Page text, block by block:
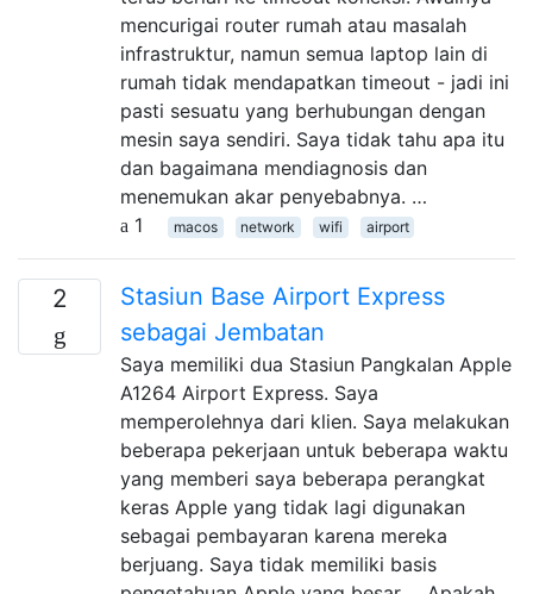
mencurigai router rumah atau masalah
infrastruktur, namun semua laptop lain di
rumah tidak mendapatkan timeout - jadi ini
pasti sesuatu yang berhubungan dengan
mesin saya sendiri. Saya tidak tahu apa itu
dan bagaimana mendiagnosis dan
menemukan akar penyebabnya. …
1
macos network wifi airport
2
Stasiun Base Airport Express
sebagai Jembatan
Saya memiliki dua Stasiun Pangkalan Apple
A1264 Airport Express. Saya
memperolehnya dari klien. Saya melakukan
beberapa pekerjaan untuk beberapa waktu
yang memberi saya beberapa perangkat
keras Apple yang tidak lagi digunakan
sebagai pembayaran karena mereka
berjuang. Saya tidak memiliki basis